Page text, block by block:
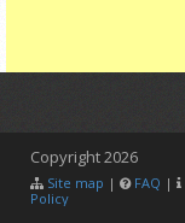
Copyright2026
Site map | FAQ |
Policy